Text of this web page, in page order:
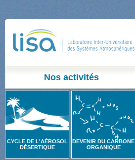
Nos activités
CYCLE DE L'AÉROSOL
DÉSERTIQUE
DEVENIR DU CARBONE
ORGANIQUE